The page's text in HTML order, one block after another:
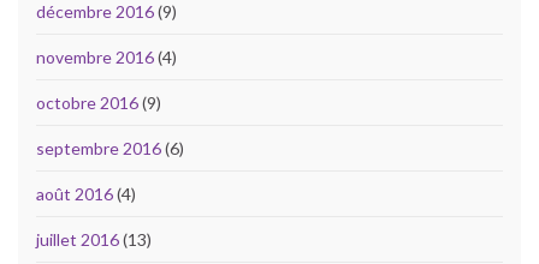
décembre 2016(9)
novembre 2016(4)
octobre 2016(9)
septembre 2016(6)
août 2016(4)
juillet 2016(13)